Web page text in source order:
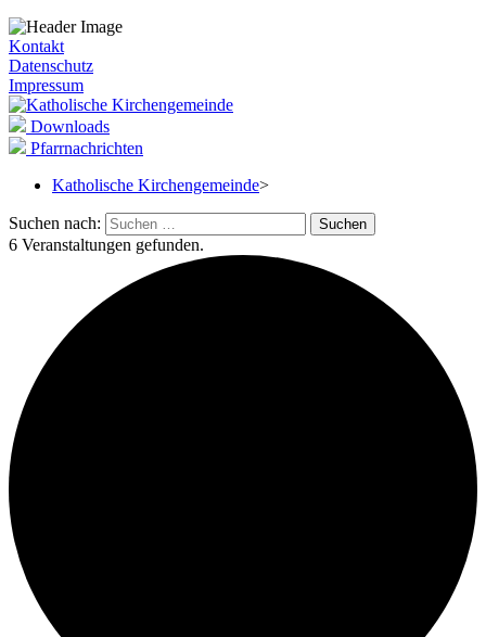
Kontakt
Datenschutz
Impressum
Downloads
Pfarrnachrichten
Katholische Kirchengemeinde>
Suchen nach:
6 Veranstaltungen gefunden.